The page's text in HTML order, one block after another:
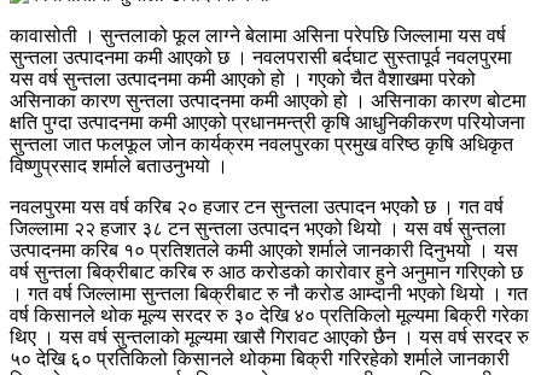
कावासोती । सुन्तलाको फूल लाग्ने बेलामा असिना परेपछि जिल्लामा यस वर्ष
सुन्तला उत्पादनमा कमी आएको छ । नवलपरासी बर्दघाट सुस्तापूर्व नवलपुरमा
यस वर्ष सुन्तला उत्पादनमा कमी आएको हो । गएको चैत वैशाखमा परेको
असिनाका कारण सुन्तला उत्पादनमा कमी आएको हो । असिनाका कारण बोटमा
क्षति पुग्दा उत्पादनमा कमी आएको प्रधानमन्त्री कृषि आधुनिकीकरण परियोजना
सुन्तला जात फलफूल जोन कार्यक्रम नवलपुरका प्रमुख वरिष्ठ कृषि अधिकृत
विष्णुप्रसाद शर्माले बताउनुभयो ।
नवलपुरमा यस वर्ष करिब २० हजार टन सुन्तला उत्पादन भएकोे छ । गत वर्ष
जिल्लामा २२ हजार ३८ टन सुन्तला उत्पादन भएको थियो । यस वर्ष सुन्तला
उत्पादनमा करिब १० प्रतिशतले कमी आएको शर्माले जानकारी दिनुभयो । यस
वर्ष सुन्तला बिक्रीबाट करिब रु आठ करोडको कारोवार हुने अनुमान गरिएको छ
। गत वर्ष जिल्लामा सुन्तला बिक्रीबाट रु नौ करोड आम्दानी भएको थियो । गत
वर्ष किसानले थोक मूल्य सरदर रु ३० देखि ४० प्रतिकिलो मूल्यमा बिक्री गरेका
थिए । यस वर्ष सुन्तलाको मूल्यमा खासै गिरावट आएको छैन । यस वर्ष सरदर रु
५० देखि ६० प्रतिकिलो किसानले थोकमा बिक्री गरिरहेको शर्माले जानकारी